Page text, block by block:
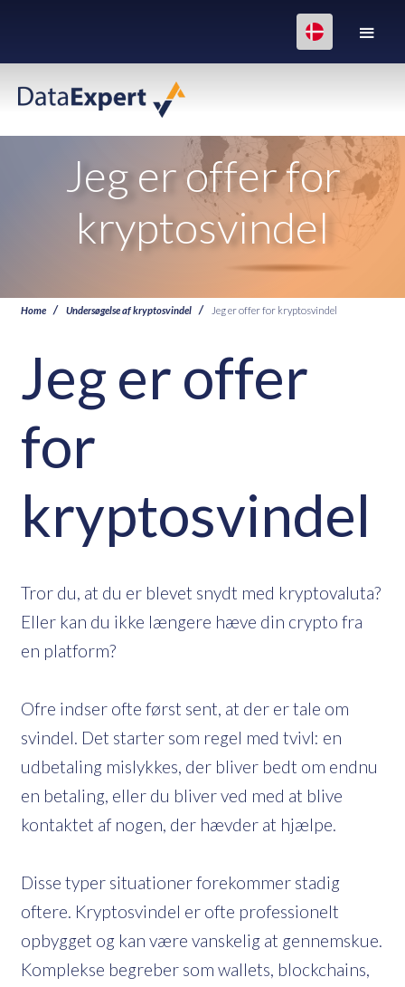
Jeg er offer for
kryptosvindel
Home Undersøgelse af kryptosvindel Jeg er offer for kryptosvindel
Jeg er offer
for
kryptosvindel
Tror du, at du er blevet snydt med kryptovaluta?
Eller kan du ikke længere hæve din crypto fra
en platform?
Ofre indser ofte først sent, at der er tale om
svindel. Det starter som regel med tvivl: en
udbetaling mislykkes, der bliver bedt om endnu
en betaling, eller du bliver ved med at blive
kontaktet af nogen, der hævder at hjælpe.
Disse typer situationer forekommer stadig
oftere. Kryptosvindel er ofte professionelt
opbygget og kan være vanskelig at gennemskue.
Komplekse begreber som wallets, blockchains,